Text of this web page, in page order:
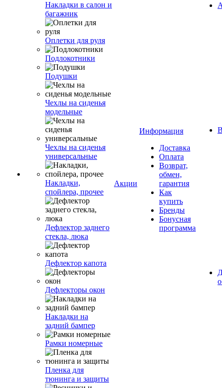
Накладки в салон и
багажник
Оплетки для руля
Подлокотники
Подушки
Чехлы на сиденья
модельные
Чехлы на сиденья
универсальные
Накладки,
спойлера, прочее
Дефлектор заднего
стекла, люка
Дефлектор капота
Дефлекторы окон
Накладки на
задний бампер
Рамки номерные
Пленка для
тюнинга и защиты
Акции
Информация
Доставка
Оплата
Возврат,
обмен,
гарантия
Как
купить
Бренды
Бонусная
программа